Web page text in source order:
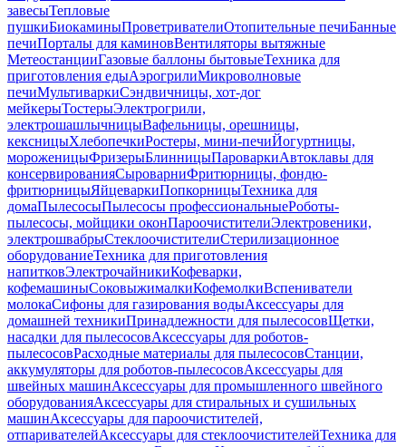
завесыТепловые
пушкиБиокаминыПроветривателиОтопительные печиБанные
печиПорталы для каминовВентиляторы вытяжные
МетеостанцииГазовые баллоны бытовыеТехника для
приготовления едыАэрогрилиМикроволновые
печиМультиваркиСэндвичницы, хот-дог
мейкерыТостерыЭлектрогрили,
электрошашлычницыВафельницы, орешницы,
кексницыХлебопечкиРостеры, мини-печиЙогуртницы,
мороженицыФризерыБлинницыПароваркиАвтоклавы для
консервированияСыроварниФритюрницы, фондю-
фритюрницыЯйцеваркиПопкорницыТехника для
домаПылесосыПылесосы профессиональныеРоботы-
пылесосы, мойщики оконПароочистителиЭлектровеники,
электрошвабрыСтеклоочистителиСтерилизационное
оборудованиеТехника для приготовления
напитковЭлектрочайникиКофеварки,
кофемашиныСоковыжималкиКофемолкиВспениватели
молокаСифоны для газирования водыАксессуары для
домашней техникиПринадлежности для пылесосовЩетки,
насадки для пылесосовАксессуары для роботов-
пылесосовРасходные материалы для пылесосовСтанции,
аккумуляторы для роботов-пылесосовАксессуары для
швейных машинАксессуары для промышленного швейного
оборудованияАксессуары для стиральных и сушильных
машинАксессуары для пароочистителей,
отпаривателейАксессуары для стеклоочистителейТехника для